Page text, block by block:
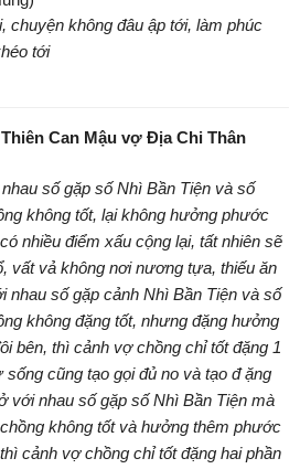
chuyện không đâu ập tới, làm phúc
tới
Can Mậu vợ Địa Chi Thân
số gặp số Nhì Bần Tiện và số
không tốt, lại không hưởng phước
nhiều điểm xấu cộng lại, tất nhiên sẽ
vất vả không nơi nương tựa, thiếu ăn
nhau số gặp cảnh Nhì Bần Tiện và số
không đặng tốt, nhưng đặng hưởng
bên, thì cảnh vợ chồng chỉ tốt đặng 1
cũng tạo gọi đủ no và tạo đ ặng
với nhau số gặp số Nhì Bần Tiện mà
không tốt và hưởng thêm phước
cảnh vợ chồng chỉ tốt đặng hai phần